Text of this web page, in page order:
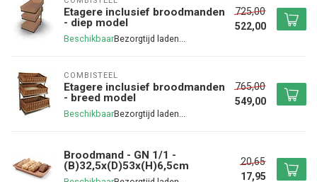
Etagere inclusief broodmanden
- diep model
Beschikbaar
725,00
522,00
COMBISTEEL
Etagere inclusief broodmanden
- breed model
Beschikbaar
765,00
549,00
Broodmand - GN 1/1 -
(B)32,5x(D)53x(H)6,5cm
20,65
17,95